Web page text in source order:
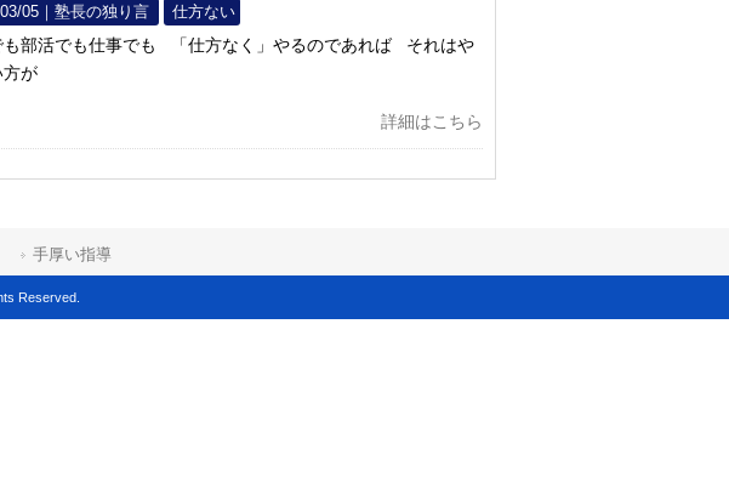
05｜塾長の独り言 仕方ない
も部活でも仕事でも 「仕方なく」やるのであれば それはや
方が
詳細はこちら
手厚い指導
Reserved.